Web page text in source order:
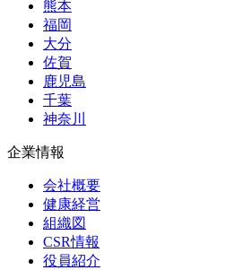
熊本
福岡
大分
佐賀
鹿児島
千葉
神奈川
企業情報
会社概要
健康経営
組織図
CSR情報
役員紹介